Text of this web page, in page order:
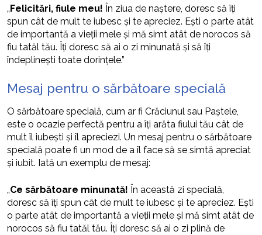
„ Felicitări, fiule meu! În ziua de naștere, doresc să îți
spun cât de mult te iubesc și te apreciez. Ești o parte atât
de importantă a vieții mele și mă simt atât de norocos să
fiu tatăl tău. Îți doresc să ai o zi minunată și să îți
îndeplinești toate dorințele.”
Mesaj pentru o sărbătoare specială
O sărbătoare specială, cum ar fi Crăciunul sau Paștele,
este o ocazie perfectă pentru a îți arăta fiului tău cât de
mult îl iubești și îl apreciezi. Un mesaj pentru o sărbătoare
specială poate fi un mod de a îl face să se simtă apreciat
și iubit. Iată un exemplu de mesaj:
„Ce sărbătoare minunată! În această zi specială,
doresc să îți spun cât de mult te iubesc și te apreciez. Ești
o parte atât de importantă a vieții mele și mă simt atât de
norocos să fiu tatăl tău. Îți doresc să ai o zi plină de